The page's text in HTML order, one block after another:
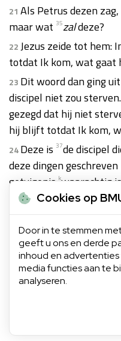
21 Als Petrus dezen
maar wat 35zaldeze?
22Jezus zeide tot hem:
totdat Ik kom, wat gaat
23 Dit woord dan ging
discipel niet zou
gezegd dat hij niet
hij blijft totdat Ik kom,
24Deze is 37de discipel
deze dingen
getuigeniskwaarachtig
25En er zijn nog vele 39
heeft, welke zo zij40elk
ik acht 41 dat ook de
boeken niet zou vatten.
Cookies op
Door in te stemmen
geeft u ons en derde
inhoud en
media functies aan te
analyseren.